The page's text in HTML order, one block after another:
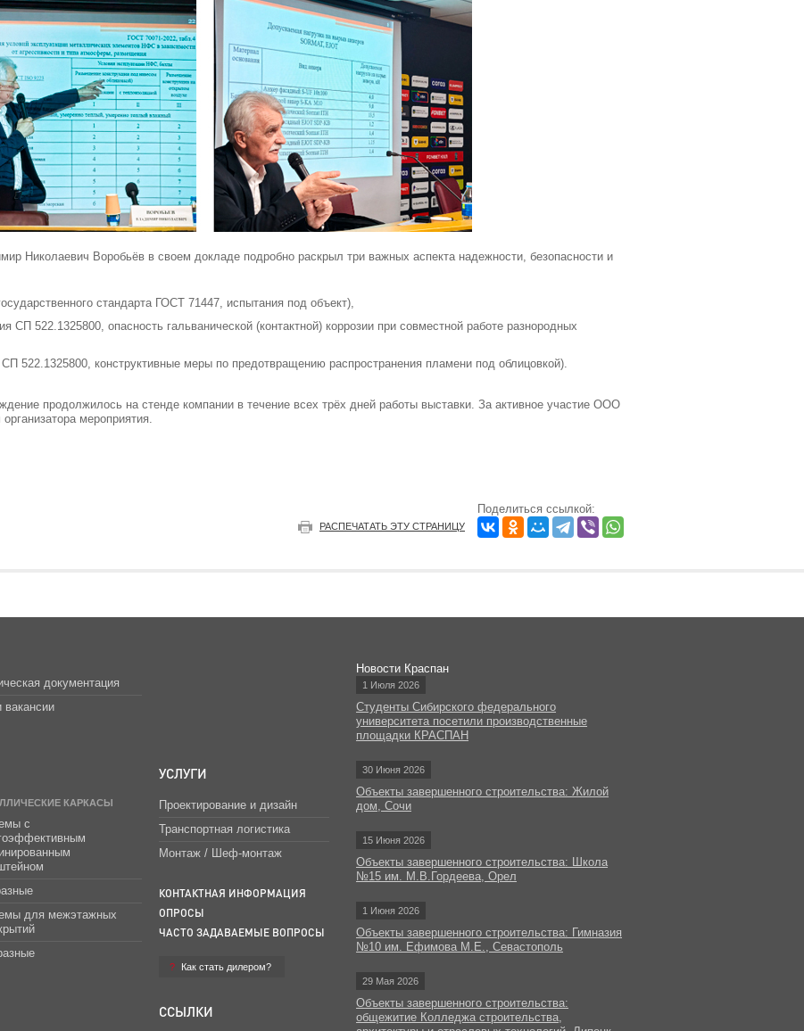
Николаевич Воробьёв в своем докладе подробно раскрыл три важных аспекта надежности, безопасности и
стандарта ГОСТ 71447, испытания под объект),
СП 522.1325800, опасность гальванической (контактной) коррозии при совместной работе разнородных
522.1325800, конструктивные меры по предотвращению распространения пламени под облицовкой).
продолжилось на стенде компании в течение всех трёх дней работы выставки. За активное участие ООО
мероприятия.
РАСПЕЧАТАТЬ ЭТУ СТРАНИЦУ
Поделиться ссылкой:
документация
вакансии
КАРКАСЫ
с
для межэтажных
УСЛУГИ
Проектирование и дизайн
Транспортная логистика
Монтаж / Шеф-монтаж
КОНТАКТНАЯ ИНФОРМАЦИЯ
ОПРОСЫ
ЧАСТО ЗАДАВАЕМЫЕ ВОПРОСЫ
Как стать дилером?
ССЫЛКИ
Новости Краспан
1 Июля 2026
Студенты Сибирского федерального
университета посетили производственные
площадки КРАСПАН
30 Июня 2026
Объекты завершенного строительства: Жилой
дом, Сочи
15 Июня 2026
Объекты завершенного строительства: Школа
№15 им. М.В.Гордеева, Орел
1 Июня 2026
Объекты завершенного строительства: Гимназия
№10 им. Ефимова М.Е., Севастополь
29 Мая 2026
Объекты завершенного строительства:
общежитие Колледжа строительства,